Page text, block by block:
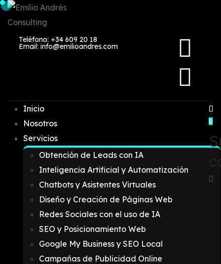
Teléfono: +34 609 20 18
Email: info@emilioandres.com
Inicio
Nosotros
Servicios
Obtención de Leads con IA
Inteligencia Artificial y Automatización
Chatbots y Asistentes Virtuales
Diseño y Creación de Páginas Web
Redes Sociales con el uso de IA
SEO y Posicionamiento Web
Google My Business y SEO Local
Campañas de Publicidad Online
0